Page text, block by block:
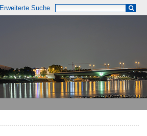
Erweiterte Suche